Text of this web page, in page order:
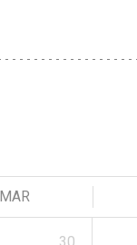
MAR